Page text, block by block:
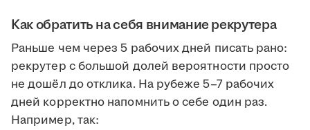
Как обратить на себя внимание рекрутера
Раньше чем через 5 рабочих дней писать рано:
рекрутер с большой долей вероятности просто
не дошёл до отклика. На рубеже 5–7 рабочих
дней корректно напомнить о себе один раз.
Например, так: